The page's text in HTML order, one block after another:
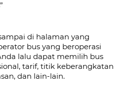
di halaman yang
bus yang beroperasi
lalu dapat memilih bus
tarif, titik keberangkatan
dan lain-lain.